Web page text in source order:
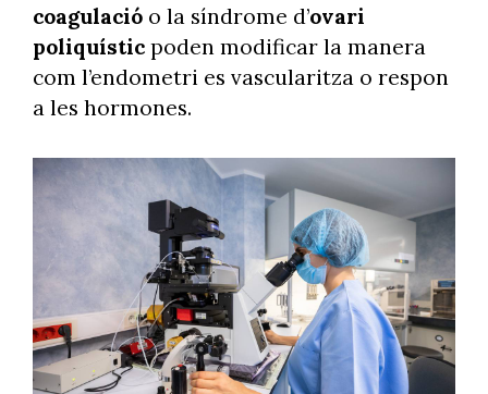
coagulació o la síndrome d’ovari
poliquístic poden modificar la manera
com l’endometri es vascularitza o respon
a les hormones.